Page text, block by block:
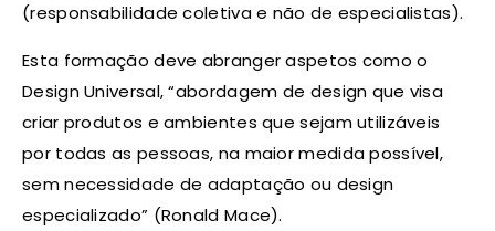
(responsabilidade coletiva e não de especialistas).
Esta formação deve abranger aspetos como o
Design Universal, “abordagem de design que visa
criar produtos e ambientes que sejam utilizáveis
por todas as pessoas, na maior medida possível,
sem necessidade de adaptação ou design
especializado” (Ronald Mace).